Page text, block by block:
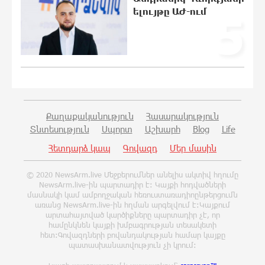
Գերմանիայում ցույց է անցկացվել
Մերցի կառավարության դեմ
ժամում
0:25:00 9-08-2026
23-ամյա ուսանողի մշակած
հավելվածը հարավկորեական App
Store-ում շրջանցել է նույնիսկ Google
Maps-ը
23:58:58 8-08-2026
Ռուսաստանի տարածքում ոչնչացվել
է ուկրաինական 360 անօդաչու թռչող
սարք
ելույթը ԱԺ-ում
Քաղաքականություն
Հասարակություն
Տնտեսություն
Սպորտ Աշխարհ Blog
Life
Հետդարձ կապ
Գովազդ Մեր մասին
© 2020 NewsArm.live Մեջբերումներ անելիս ակտիվ հղումը
NewsArm.live-ին պարտադիր է: Կայքի հոդվածների
մասնակի կամ ամբողջական հեռուստառադիոընթերցումն
առանց NewsArm.live-ին հղման արգելվում է:Կայքում
արտահայտված կարծիքները պարտադիր չէ, որ
համընկնեն կայքի խմբագրության տեսակետի
հետ:Գովազդների բովանդակության համար կայքը
պատասխանատվություն չի կրում: